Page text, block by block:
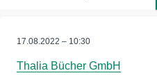
17.08.2022 – 10:30
Thalia Bücher GmbH